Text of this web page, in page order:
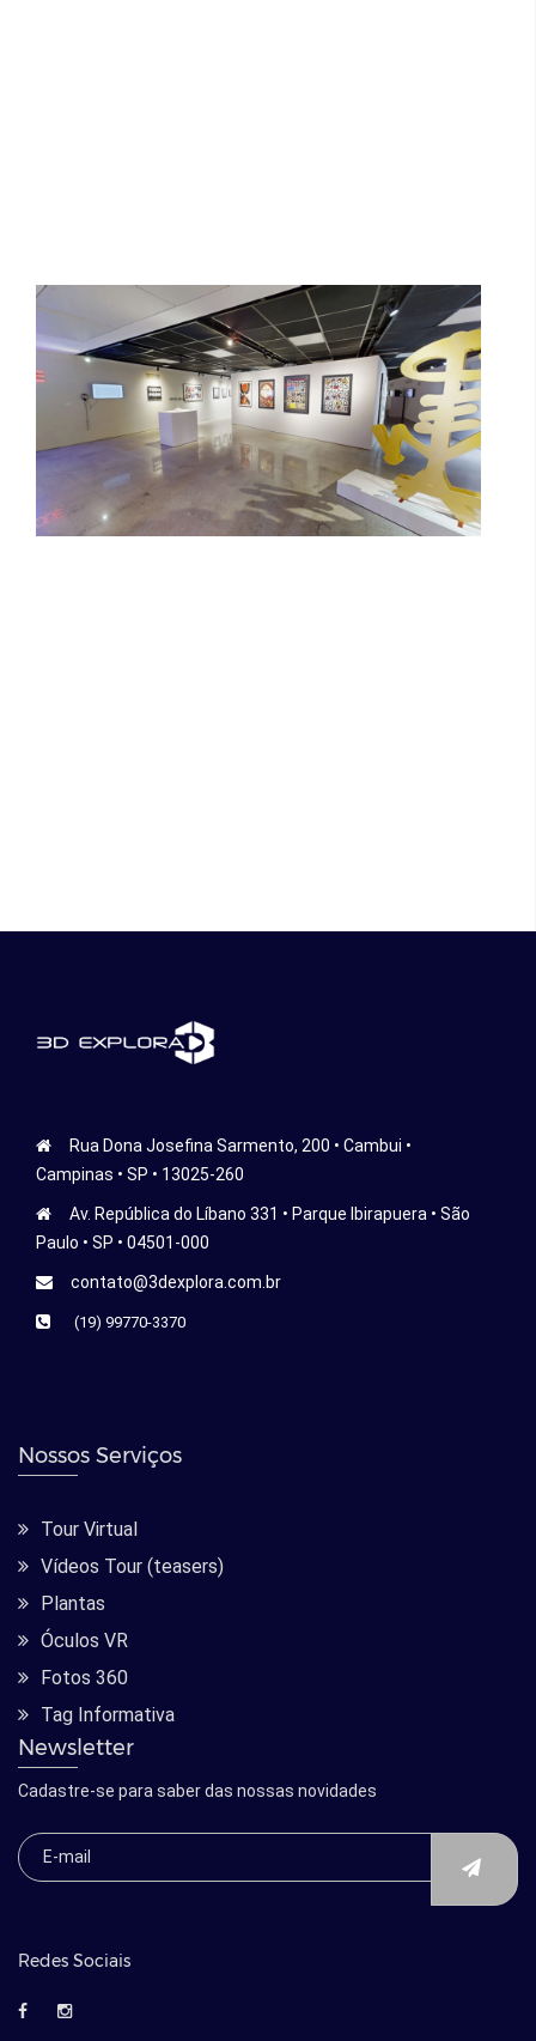
Vinda do Lago - Hortolândia
Rua Dona Josefina Sarmento, 200 • Cambui •
Campinas • SP • 13025-260
Av. República do Líbano 331 • Parque Ibirapuera • São
Paulo • SP • 04501-000
contato@3dexplora.com.br
(19) 99770-3370
Nossos Serviços
Tour Virtual
Vídeos Tour (teasers)
Plantas
Óculos VR
Fotos 360
Tag Informativa
Newsletter
Cadastre-se para saber das nossas novidades
Redes Sociais